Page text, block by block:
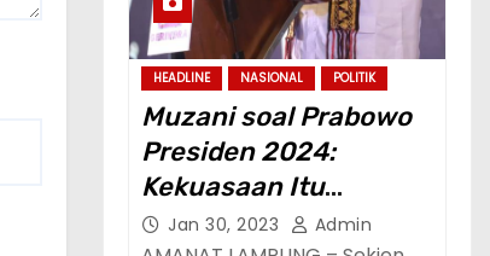
HEADLINE NASIONAL POLITIK
Muzani soal Prabowo
Presiden 2024:
Kekuasaan Itu
Dimaksudkan untuk
Jan 30, 2023 Admin